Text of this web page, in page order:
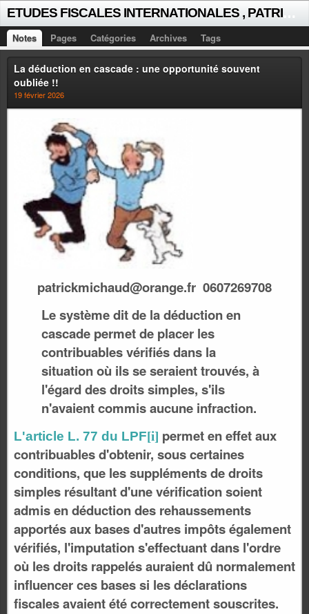
Notes Pages Catégories Archives Tags
La déduction en cascade : une opportunité souvent
oubliée !!
19 février 2026
patrickmichaud@orange.fr 0607269708
Le système dit de la déduction en
cascade permet de placer les
contribuables vérifiés dans la
situation où ils se seraient trouvés, à
l'égard des droits simples, s'ils
n'avaient commis aucune infraction.
L'article L. 77 du LPF[i] permet en effet aux
contribuables d'obtenir, sous certaines
conditions, que les suppléments de droits
simples résultant d'une vérification soient
admis en déduction des rehaussements
apportés aux bases d'autres impôts également
vérifiés, l'imputation s'effectuant dans l'ordre
où les droits rappelés auraient dû normalement
influencer ces bases si les déclarations
fiscales avaient été correctement souscrites.